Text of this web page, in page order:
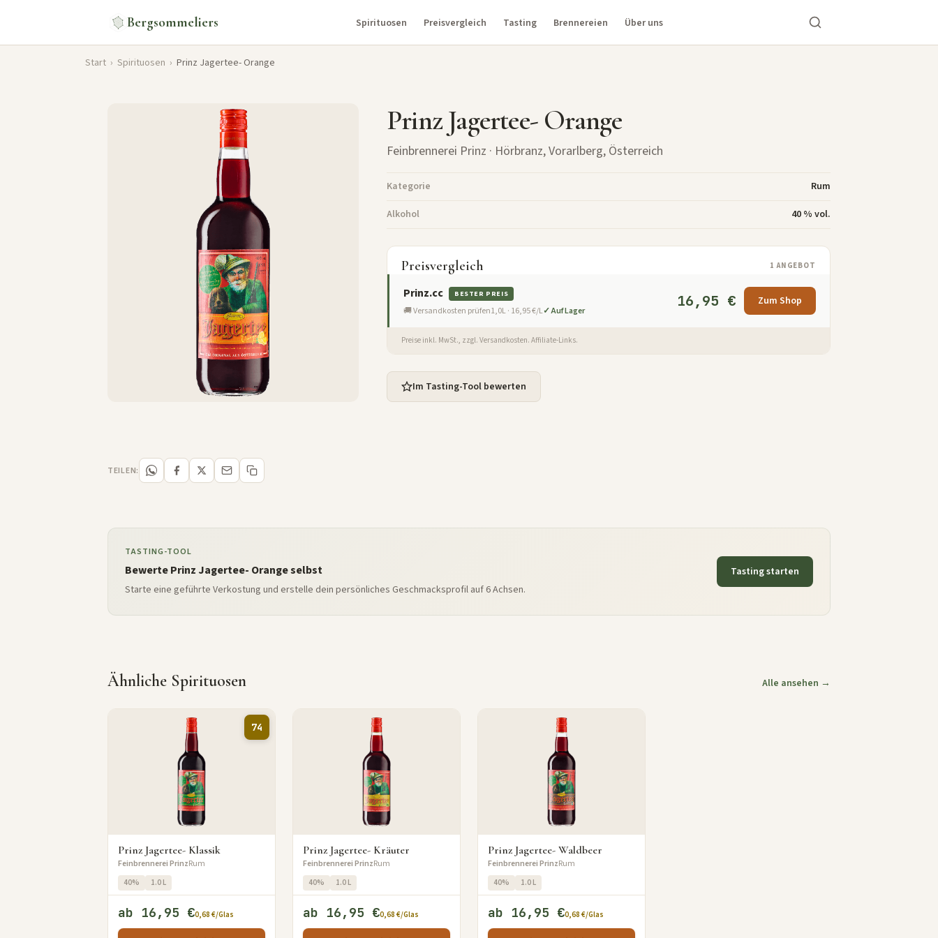
Bergsommeliers Spirituosen Preisvergleich Tasting Brennereien Über uns
Start › Spirituosen › Prinz Jagertee- Orange
Prinz Jagertee- Orange
Feinbrennerei Prinz · Hörbranz, Vorarlberg, Österreich
Kategorie
Rum
Alkohol
40 % vol.
Preisvergleich 1 ANGEBOT
Prinz.cc BESTER PREIS
🚚 Versandkosten prüfen1,0L · 16,95 €/L✓ Auf Lager
16,95 € Zum Shop
Preise inkl. MwSt., zzgl. Versandkosten. Affiliate-Links.
Im Tasting-Tool bewerten
TEILEN:
TASTING-TOOL
Bewerte Prinz Jagertee- Orange selbst
Starte eine geführte Verkostung und erstelle dein persönliches Geschmacksprofil auf 6 Achsen.
Tasting starten
Ähnliche Spirituosen Alle ansehen →
74
Prinz Jagertee- Klassik
Feinbrennerei PrinzRum
40% 1.0 L
ab 16,95 €0,68 €/Glas
Prinz Jagertee- Kräuter
Feinbrennerei PrinzRum
40% 1.0 L
ab 16,95 €0,68 €/Glas
Prinz Jagertee- Waldbeer
Feinbrennerei PrinzRum
40% 1.0 L
ab 16,95 €0,68 €/Glas